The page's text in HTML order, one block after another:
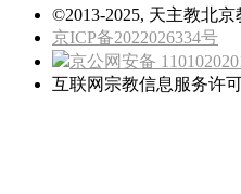
©2013-2025, 天主教北
京ICP备2022026334号
京公网安备
互联网宗教信息服务许